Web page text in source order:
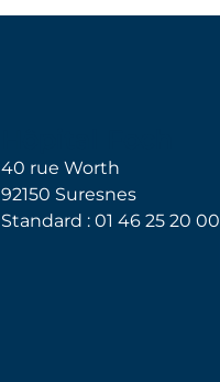
40 rue Worth
92150 Suresnes
Standard : 01 46 25 20 00